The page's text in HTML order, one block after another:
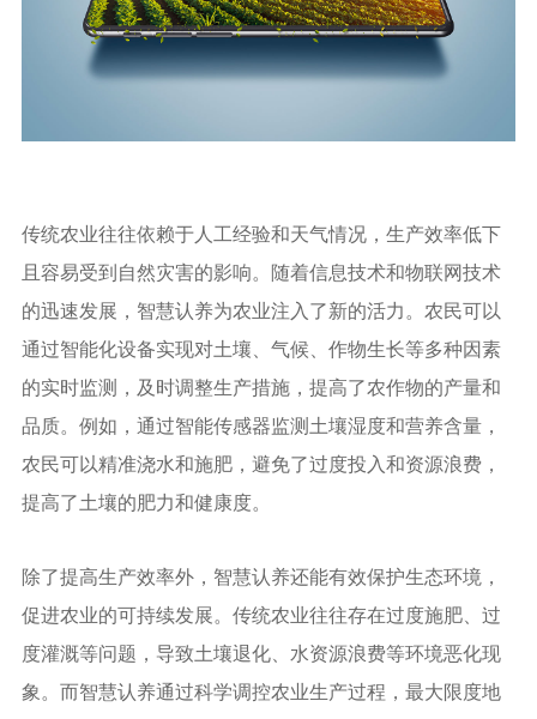
传统农业往往依赖于人工经验和天气情况，生产效率低下
且容易受到自然灾害的影响。随着信息技术和物联网技术
的迅速发展，智慧认养为农业注入了新的活力。农民可以
通过智能化设备实现对土壤、气候、作物生长等多种因素
的实时监测，及时调整生产措施，提高了农作物的产量和
品质。例如，通过智能传感器监测土壤湿度和营养含量，
农民可以精准浇水和施肥，避免了过度投入和资源浪费，
提高了土壤的肥力和健康度。
除了提高生产效率外，智慧认养还能有效保护生态环境，
促进农业的可持续发展。传统农业往往存在过度施肥、过
度灌溉等问题，导致土壤退化、水资源浪费等环境恶化现
象。而智慧认养通过科学调控农业生产过程，最大限度地